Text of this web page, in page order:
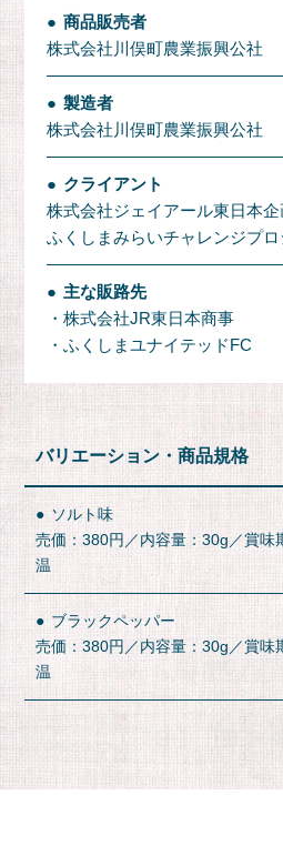
商品販売者
株式会社川俣町農業振興公社
製造者
株式会社川俣町農業振興公社
クライアント
株式会社ジェイアール東日本企
ふくしまみらいチャレンジプロ
主な販路先
・株式会社JR東日本商事
・ふくしまユナイテッドFC
バリエーション 商品規格
ソルト味
売価：380円／内容量：30g／賞味
温
ブラックペッパー
売価：380円／内容量：30g／賞味
温